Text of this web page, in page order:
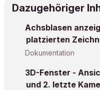
Dazugehöriger
Achsblasen
platzierten
Dokumentation
3D-Fenster -
und 2. letzte